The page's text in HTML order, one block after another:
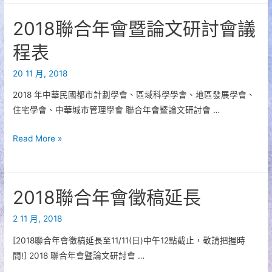
會
請
把
握
時
間
名
2018聯合年會暨論文研討會議
程表
20 11 月, 2018
2018 年中華民國都市計劃學會、區域科學學會、地區發展學會、
住宅學會、中華城市管理學會 聯合年會暨論文研討會 …
2018
會
暨
文
研
Read More »
2018聯合年會徵稿延長
2 11 月, 2018
[2018聯合年會徵稿延長至11/11(日)中午12點截止，敬請把握時
間!] 2018 聯合年會暨論文研討會 …